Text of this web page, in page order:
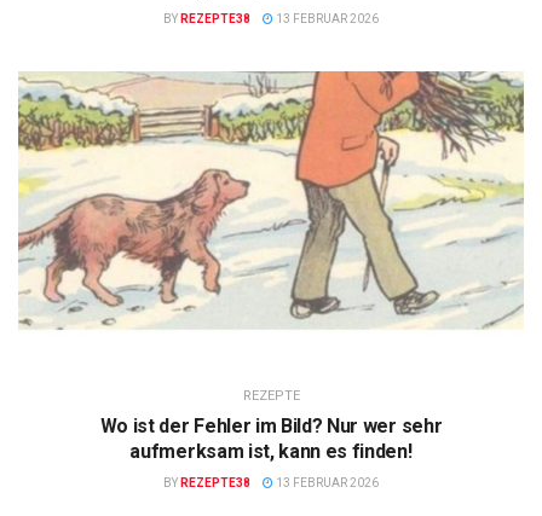
BY REZEPTE38 13 FEBRUAR 2026
REZEPTE
Wo ist der Fehler im Bild? Nur wer sehr
aufmerksam ist, kann es finden!
BY REZEPTE38 13 FEBRUAR 2026